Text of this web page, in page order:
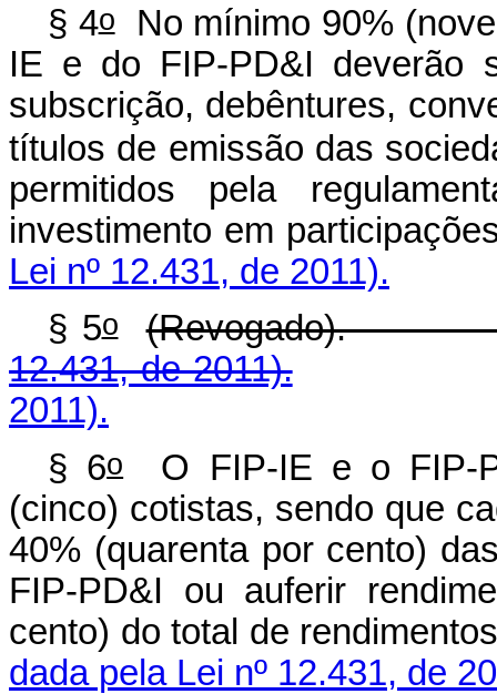
§ 4oNo mínimo 90%
IE e do FIP-PD&I deverão
subscrição, debêntures,
títulos de emissão das
permitidos pela
investimento em
Lei nº 12.431, de 2011).
§ 5o
12.431, de 2011).
2011).
§ 6oO FIP-IE e o FIP-
(cinco) cotistas, sendo que
40% (quarenta por cento)
FIP-PD&I ou auferir
cento) do total de
dada pela Lei nº 12.431, de